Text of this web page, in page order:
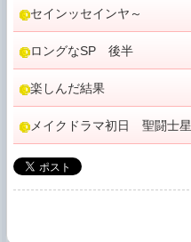
セインッセインヤ～
ロングなSP 後半
楽しんだ結果
メイクドラマ初日 聖闘士